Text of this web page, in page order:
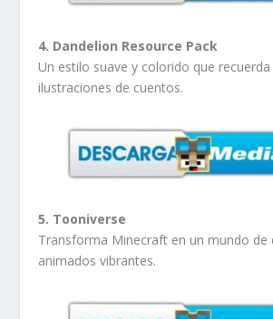
4. Dandelion Resource Pack
Un estilo suave y colorido que recuerda
ilustraciones de cuentos.
5. Tooniverse
Transforma Minecraft en un mundo de
animados vibrantes.